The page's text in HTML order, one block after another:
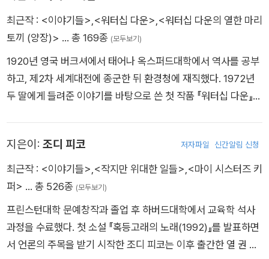
메달을 수상했다. 그는 이 상을 받은 최초의 흑인이다. 그는 대실
해밋, 그레이엄 그린, 레이먼드 챈들러에게서 영감을 얻었고, 열
그를 꼽으면서 더욱 명성이 높아졌다. 월터 모슬리는 미국추리작
가협회 회장, 전미도서재단 이사 등을 역임하였다.
최근작 : <이야기들> <워터십 다운> <워터십 다운의 열한 마리
토끼 (양장)> … 총 169종 (모두보기)
1920년 영국 버크셔에서 태어나 옥스퍼드대학에서 역사를 공부
하고, 제2차 세계대전에 종군한 뒤 환경청에 재직했다. 1972년
두 딸에게 들려준 이야기를 바탕으로 쓴 첫 작품 『워터십 다운』으
는 소녀 The Girl in a Swing』, 『전염병 개들 The Plague Dog
s』 등 많은 작품들을 발표했다. 『워터십 다운』은 깊이와 긴장감,
문체, 구성 등 모든 것을 갖춘 걸작이자, 『반지의 제왕』과 함께 영
개 언어로 번역.출간되어 세계적인 베스트셀러로 자리 잡았으며,
작가는 이 책으로 카네기 상과 가디언 상을 받았다. 1978년 처음
애니메이션으로 만들어졌고, 2018년 넷플릭스와 BBC의 합작
지은이: 조디 피코 저자파일 신간알림 신청
최근작 : <이야기들> <작지만 위대한 일들> <마이 시스터즈 키
퍼> … 총 526종 (모두보기)
프린스턴대학 문예창작과 졸업 후 하버드대학에서 교육학 석사
과정을 수료했다. 첫 소설 『혹등고래의 노래(1992)』를 발표하면
서 언론의 주목을 받기 시작한 조디 피코는 이후 출간한 열 권 이